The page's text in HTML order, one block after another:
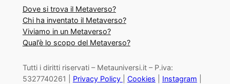
Dove si trova il Metaverso?
Chi ha inventato il Metaverso?
Viviamo in un Metaverso?
Qual’è lo scopo del Metaverso?
Tutti i diritti riservati – Metauniversi.it – P.iva:
5327740261 | Privacy Policy Cookies Instagram